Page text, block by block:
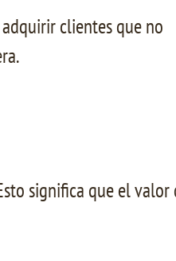
clientes que no
significa que el valor